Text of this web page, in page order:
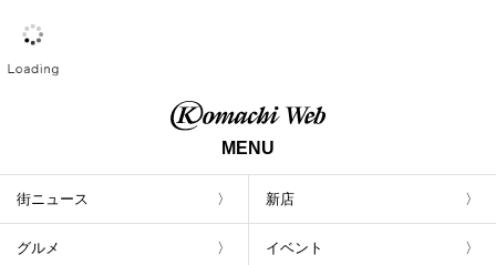
MENU
街ニュース 新店
グルメ イベント